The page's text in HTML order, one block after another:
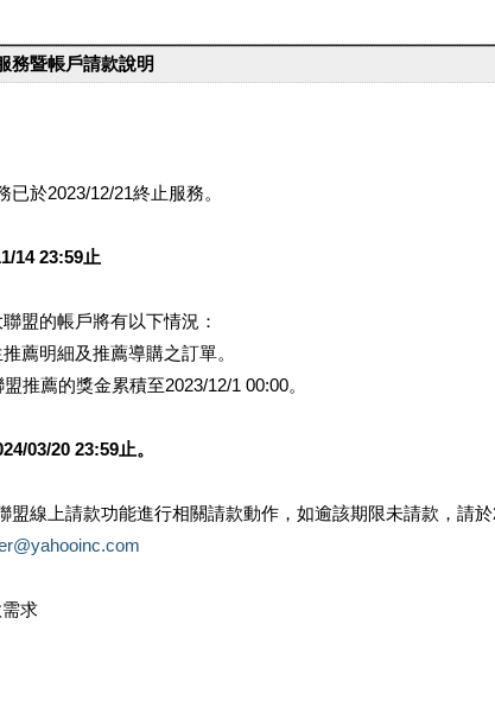
務暨帳戶請款說明
於2023/12/21終止服務。
14 23:59止
盟的帳戶將有以下情況：
薦明細及推薦導購之訂單。
推薦的獎金累積至2023/12/1 00:00。
03/20 23:59止。
盟線上請款功能進行相關請款動作，如逾該期限未請款，請於
求